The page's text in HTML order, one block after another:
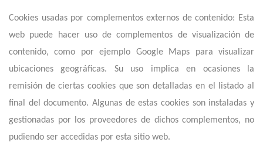
Cookies usadas por complementos externos de contenido: Esta
web puede hacer uso de complementos de visualización de
contenido, como por ejemplo Google Maps para visualizar
ubicaciones geográficas. Su uso implica en ocasiones la
remisión de ciertas cookies que son detalladas en el listado al
final del documento. Algunas de estas cookies son instaladas y
gestionadas por los proveedores de dichos complementos, no
pudiendo ser accedidas por esta sitio web.